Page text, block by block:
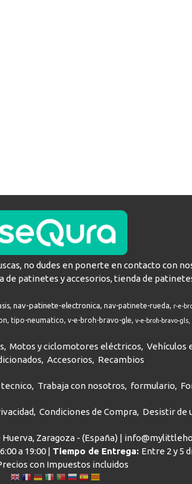
no dudes en ponerte en contacto con
patinetes y accesorios, tienda de
nav-patinete-electronica nav-patinete-rueda r-e-
tipo-neumatico v-e-broh-bravo-gle v-e-broh-bravo-gls
Motos y ciclomotores eléctricos Vehículos
Accesorios Recambios
tecnico Trabaja con nosotros formulario
Condiciones de Compra Desistir de
Huerva, Zaragoza - (España) |
a 19:00 | Tiempo de Entrega: Entre 2 y 5
con Impuestos incluidos